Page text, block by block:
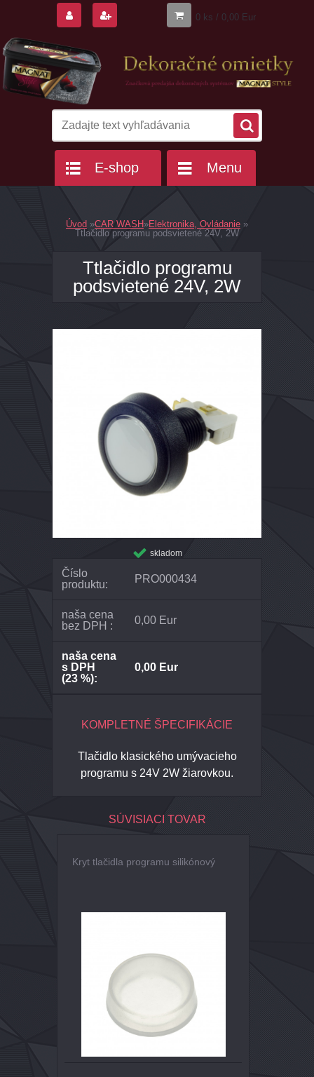
0 ks / 0,00 Eur
E-shop Menu
Úvod »CAR WASH»Elektronika, Ovládanie »
Ttlačidlo programu podsvietené 24V, 2W
Ttlačidlo programu
podsvietené 24V, 2W
skladom
Číslo
produktu:
PRO000434
naša cena
bez DPH :
0,00 Eur
naša cena
s DPH
(23 %):
0,00 Eur
KOMPLETNÉ ŠPECIFIKÁCIE
Tlačidlo klasického umývacieho
programu s 24V 2W žiarovkou.
SÚVISIACI TOVAR
Kryt tlačidla programu silikónový